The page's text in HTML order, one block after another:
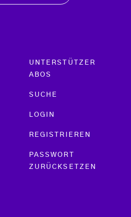
UNTERSTÜTZER
ABOS
SUCHE
LOGIN
REGISTRIEREN
PASSWORT
ZURÜCKSETZEN